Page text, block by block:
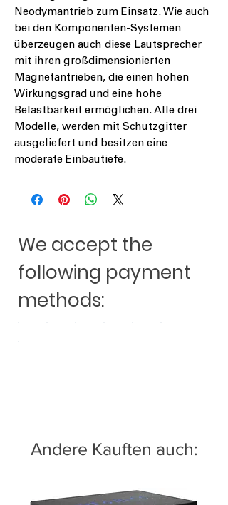
Neodymantrieb zum Einsatz. Wie auch
bei den Komponenten-Systemen
überzeugen auch diese Lautsprecher
mit ihren großdimensionierten
Magnetantrieben, die einen hohen
Wirkungsgrad und eine hohe
Belastbarkeit ermöglichen. Alle drei
Modelle, werden mit Schutzgitter
ausgeliefert und besitzen eine
moderate Einbautiefe.
We accept the
following payment
methods:
Andere Kauften auch: